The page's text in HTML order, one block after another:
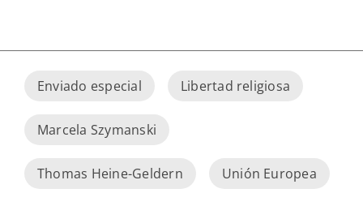
Enviado especial Libertad religiosa
Marcela Szymanski
Thomas Heine-Geldern Unión Europea